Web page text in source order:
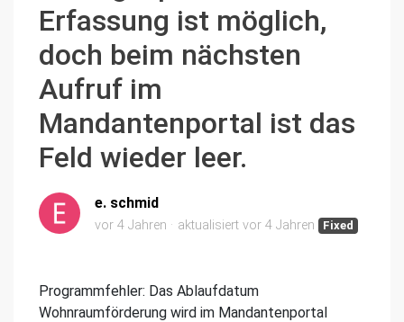
Erfassung ist möglich,
doch beim nächsten
Aufruf im
Mandantenportal ist das
Feld wieder leer.
e. schmid
vor 4 Jahren aktualisiert vor 4 Jahren Fixed
Programmfehler: Das Ablaufdatum
Wohnraumförderung wird im Mandantenportal